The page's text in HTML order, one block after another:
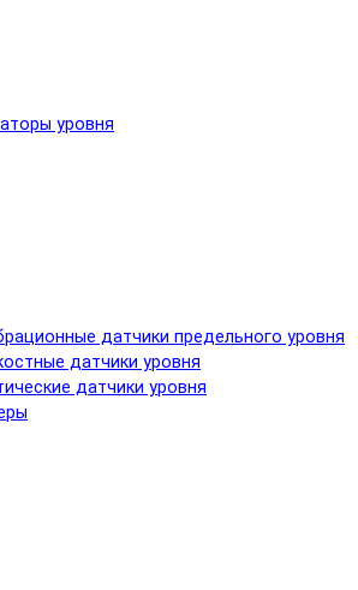
уровня
датчики предельного уровня
датчики уровня
датчики уровня